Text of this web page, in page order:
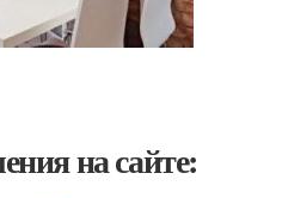
на сайте: